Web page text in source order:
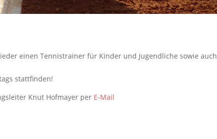
einen Tennistrainer für Kinder und Jugendliche sowie auch
stattfinden!
Knut Hofmayer per E-Mail